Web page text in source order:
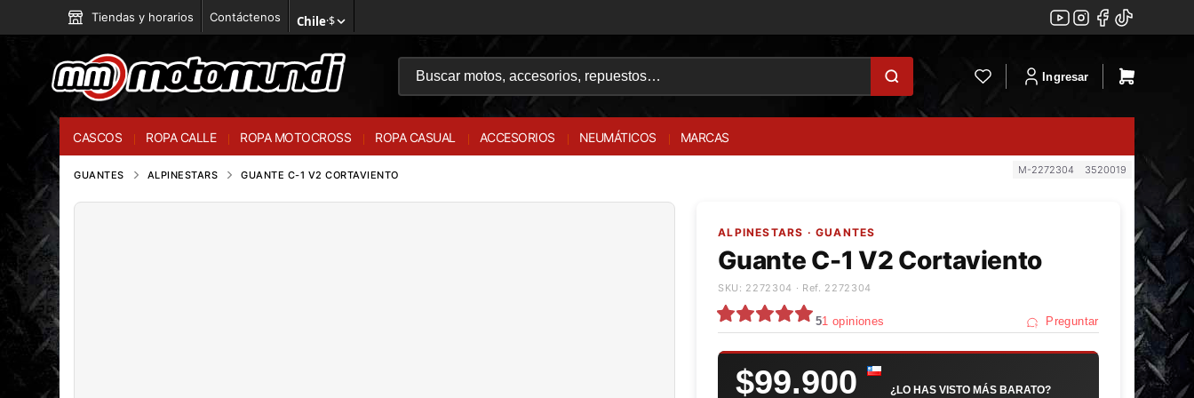
Tiendas y horarios Contáctenos Chile·$
Ingresar
CASCOS ROPA CALLE ROPA MOTOCROSS ROPA CASUAL ACCESORIOS NEUMÁTICOS MARCAS
GUANTES ALPINESTARS GUANTE C-1 V2 CORTAVIENTO M-2272304 3520019
ALPINESTARS · GUANTES
Guante C-1 V2 Cortaviento
SKU: 2272304 · Ref. 2272304
51 opiniones Preguntar
$99.900 ¿LO HAS VISTO MÁS BARATO?